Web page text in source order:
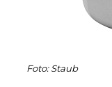
Foto: Staub